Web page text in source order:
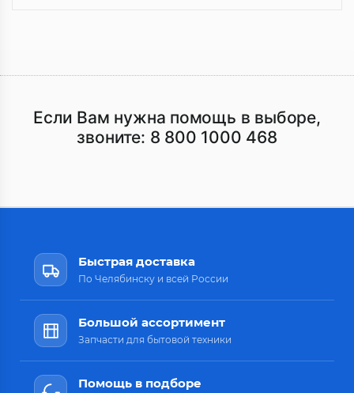
Если Вам нужна помощь в выборе,
звоните: 8 800 1000 468
Быстрая доставка
По Челябинску и всей России
Большой ассортимент
Запчасти для бытовой техники
Помощь в подборе